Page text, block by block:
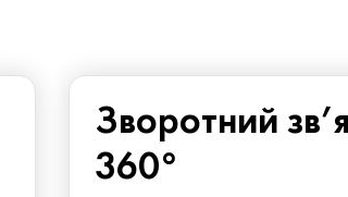
Зворотний
360°